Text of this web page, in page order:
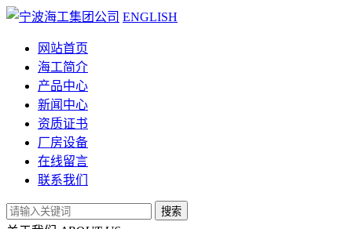
ENGLISH
网站首页
海工简介
产品中心
新闻中心
资质证书
厂房设备
在线留言
联系我们